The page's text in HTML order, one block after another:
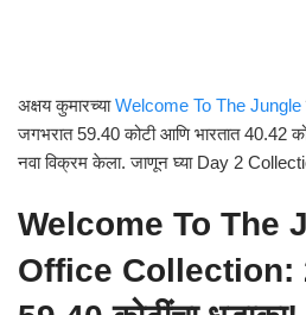
अक्षय कुमारच्याWelcome To The Jungle
जगभरात 59.40 कोटी आणि भारतात 40.42
नवा विक्रम केला. जाणून घ्या Day 2
Welcome To The
Office Collection: